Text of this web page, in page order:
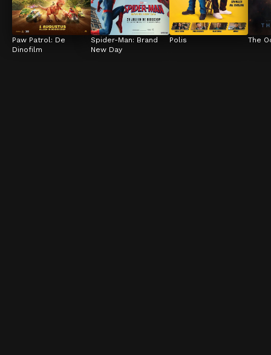
Paw Patrol: De
Dinofilm
Spider-Man: Brand
New Day
Polis The